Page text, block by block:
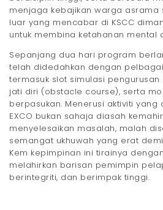
menjaga kebajikan warga asrama
luar yang mencabar di KSCC
untuk membina ketahanan mental
Sepanjang dua hari program
telah didedahkan dengan
termasuk slot simulasi pengurusan
jati diri (obstacle course), serta
berpasukan. Menerusi aktiviti yang
EXCO bukan sahaja diasah
menyelesaikan masalah, malah
semangat ukhuwah yang erat
Kem kepimpinan ini tirainya
melahirkan barisan pemimpin
berintegriti, dan berimpak tinggi.